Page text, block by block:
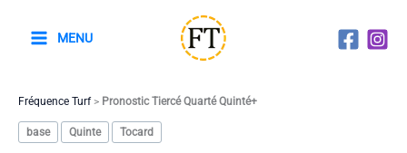
MENU
Fréquence Turf> Pronostic Tiercé Quarté Quinté+
base Quinte Tocard